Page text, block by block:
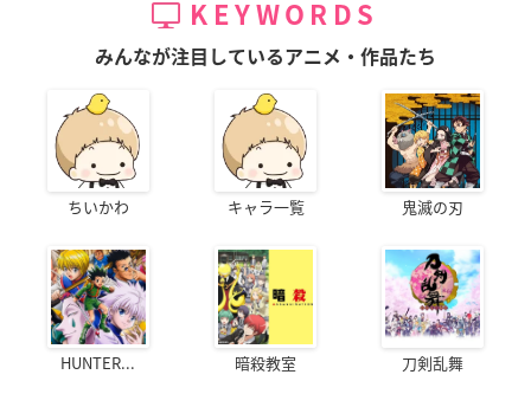
KEYWORDS
みんなが注目しているアニメ・作品たち
ちいかわ キャラ一覧 鬼滅の刃
HUNTER... 暗殺教室 刀剣乱舞